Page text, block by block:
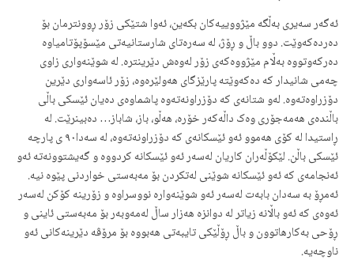
ئەگەر سەیری بەڵگە مێژووییەکان بکەین، ئەوا شتێکی زۆر ڕوونترمان بۆ
دەردەکەوێت. دوو باڵ و ڕۆژ، لە سەرەتای شارستانیەتی مێسۆپۆتامیاوە
دەرکەوتووە بەڵام مێژووەکەی زۆر لەوەش دێرینترە. لە شوێنەواری زاوی
چەمی شانیدار کە دەکەوێتە پارێزگای هەولێرەوە، زۆر ئاسەواری دێرین
دۆزراوەتەوە. لەو شتانەی کە دۆزراونەتەوە پاشماوەی دەیان ئێسکی باڵی
باڵندەی هەمەجۆری وەک داڵەکەر خۆرە، هەڵو، باز، شاباز… دەبینرێت. لە
ڕاستیدا لە کۆی هەموو ئەو ئێسکانەی کە دۆزراونەتەوە، لە سەدا٩٠ ی پارچە
ئێسکی باڵن. لێکۆڵەران کاریان لەسەر ئەو ئێسکانە کردووە و گەیشتوونەتە ئەو
ئەنجامەی کە ئەو ئێسکانە شوێنی لەتکردن بۆ مەبەستی خواردنی پێوە نیە.
ئەمڕۆ بە سەدان بابەت لەسەر ئەو شوێنەوارە نووسراوە و زۆرینە کۆکن لەسەر
ئەوەی کە ئەو باڵانە زیاتر لە دوانزە هەزار ساڵ لەمەوبەر بۆ مەبەستی ئاینی و
ڕۆحی بەکارهاتوون و باڵ ڕۆڵێکی تایبەتی هەبووە بۆ مرۆڤە دێرینەکانی ئەو
ناوچەیە.